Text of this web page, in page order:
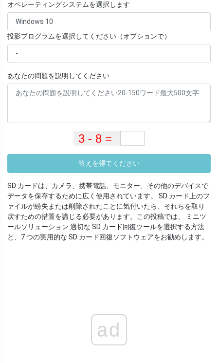
オペレーティングシステムを選択します
投影プログラムを選択してください（オプションで）
あなたの問題を説明してください
答えを得てください
SD カードは、カメラ、携帯電話、モニター、その他のデバイスで
データを保存するために広く使用されています。 SD カード上のフ
ァイルが紛失または削除されたことに気付いたら、それらを取り
戻すための措置を講じる必要があります。この投稿では、 ミニツ
ールソリューション 適切な SD カード回復ツールを選択する方法
と、7 つの実用的な SD カード回復ソフトウェアをお勧めします。
ad